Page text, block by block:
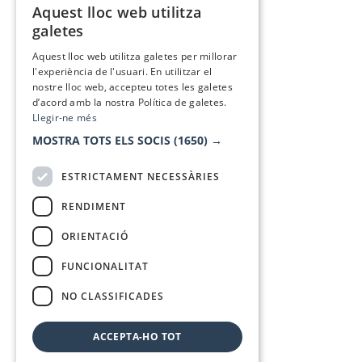
Aquest lloc web utilitza
galetes
Aquest lloc web utilitza galetes per millorar
l'experiència de l'usuari. En utilitzar el
nostre lloc web, accepteu totes les galetes
d’acord amb la nostra Política de galetes.
Llegir-ne més
MOSTRA TOTS ELS SOCIS (1650) →
ESTRICTAMENT NECESSÀRIES
RENDIMENT
ORIENTACIÓ
FUNCIONALITAT
NO CLASSIFICADES
ACCEPTA-HO TOT